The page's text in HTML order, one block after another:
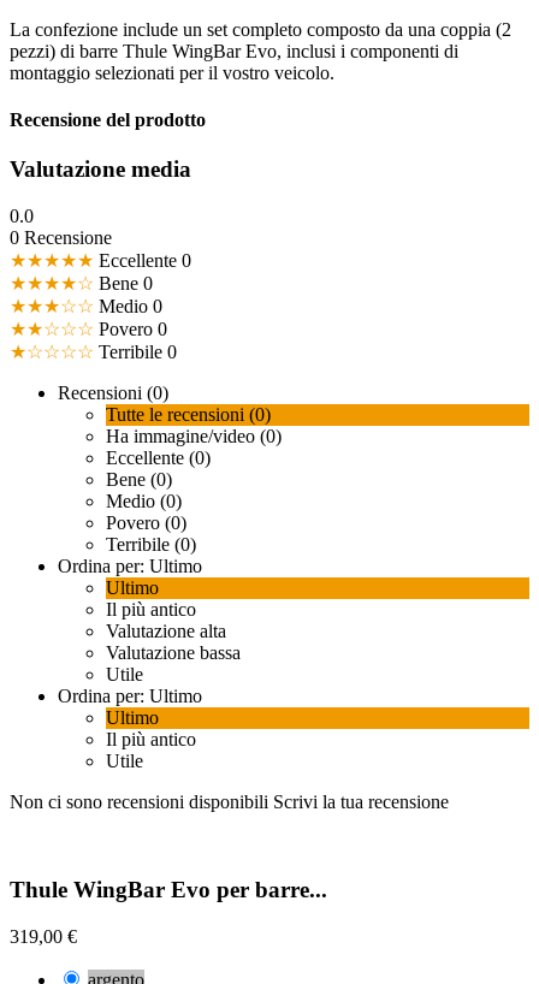
La confezione include un set completo composto da una coppia (2
pezzi) di barre Thule WingBar Evo, inclusi i componenti di
montaggio selezionati per il vostro veicolo.
Recensione del prodotto
Valutazione media
0.0
0 Recensione
★★★★★ Eccellente 0
★★★★☆ Bene 0
★★★☆☆ Medio 0
★★☆☆☆ Povero 0
★☆☆☆☆ Terribile 0
Recensioni (0)
Tutte le recensioni (0)
Ha immagine/video (0)
Eccellente (0)
Bene (0)
Medio (0)
Povero (0)
Terribile (0)
Ordina per: Ultimo
Ultimo
Il più antico
Valutazione alta
Valutazione bassa
Utile
Ordina per: Ultimo
Ultimo
Il più antico
Utile
Non ci sono recensioni disponibili Scrivi la tua recensione
Thule WingBar Evo per barre...
319,00 €
argento